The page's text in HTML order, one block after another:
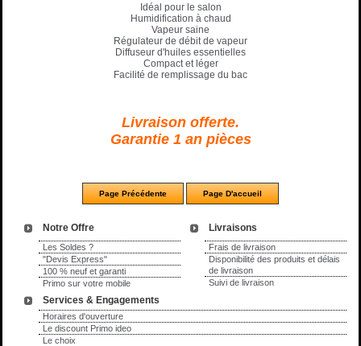
Notre Offre
Les Soldes ?
"Devis Express"
100 % neuf et garanti
Primo sur votre mobile
Livraisons
Frais de livraison
Disponibilité des produits et délais
de livraison
Suivi de livraison
Services & Engagements
Horaires d'ouverture
Le discount Primo ideo
Le choix
Idéal pour le salon
Humidification à chaud
Vapeur saine
Régulateur de débit de vapeur
Diffuseur d'huiles essentielles
Compact et léger
Facilité de remplissage du bac
Livraison offerte.
Garantie 1 an pièces